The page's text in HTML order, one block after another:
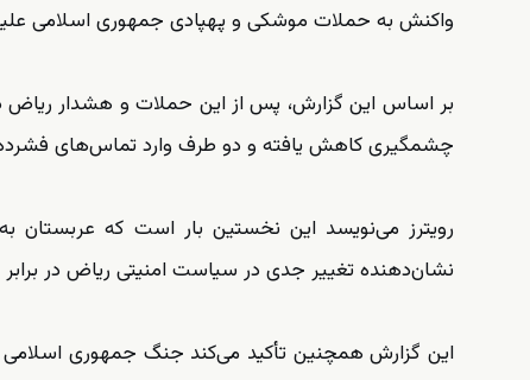
واکنش به حملات موشکی و پهپادی جمهوری اسلامی
بر اساس این گزارش، پس از این حملات و هشدار ریاض
چشمگیری کاهش یافته و دو طرف وارد تماس‌های
رویترز می‌نویسد این نخستین بار است که
نشان‌دهنده تغییر جدی در سیاست امنیتی ریاض در
این گزارش همچنین تأکید می‌کند جنگ جمهوری اسلامی